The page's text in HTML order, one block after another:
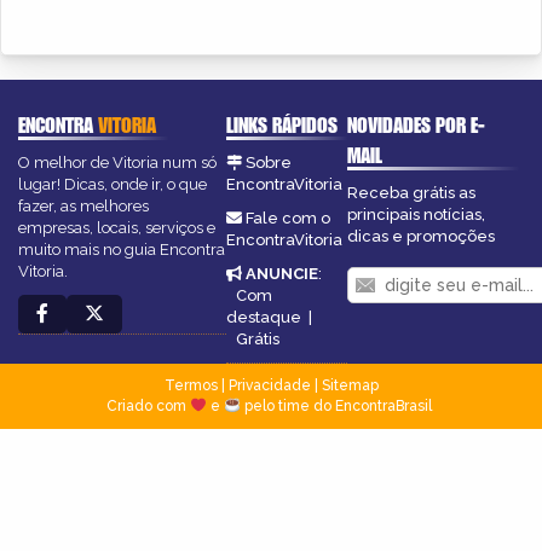
ENCONTRAVITORIA
O melhor de Vitoria num só
lugar! Dicas, onde ir, o que
fazer, as melhores
empresas, locais, serviços e
muito mais no guia Encontra
Vitoria.
LINKS RÁPIDOS
Sobre
EncontraVitoria
Fale com o
EncontraVitoria
ANUNCIE:
Com
destaque |
Grátis
NOVIDADES POR E-
MAIL
Receba grátis as
principais notícias,
dicas e promoções
Termos| Privacidade
Sitemap
Criado com
e pelo time do EncontraBrasil